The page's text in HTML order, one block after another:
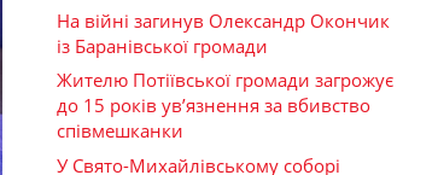
На війні загинув Олександр Окончик
із Баранівської громади
Жителю Потіївської громади загрожує
до 15 років ув’язнення за вбивство
співмешканки
У Свято-Михайлівському соборі